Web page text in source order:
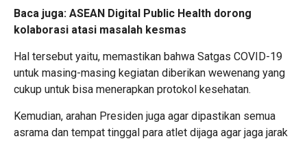
Baca juga: ASEAN Digital Public Health dorong
kolaborasi atasi masalah kesmas
Hal tersebut yaitu, memastikan bahwa Satgas COVID-19
untuk masing-masing kegiatan diberikan wewenang yang
cukup untuk bisa menerapkan protokol kesehatan.
Kemudian, arahan Presiden juga agar dipastikan semua
asrama dan tempat tinggal para atlet dijaga agar jaga jarak